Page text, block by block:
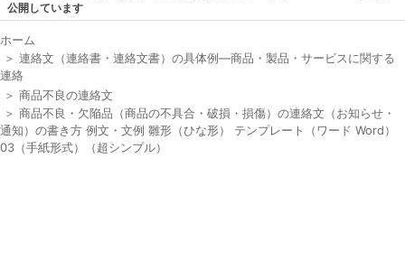
公開しています
ホーム
＞ 連絡文（連絡書・連絡文書）の具体例―商品・製品・サービスに関する
連絡
＞ 商品不良の連絡文
＞ 商品不良・欠陥品（商品の不具合・破損・損傷）の連絡文（お知らせ・
通知）の書き方 例文・文例 雛形（ひな形） テンプレート（ワード Word）
03（手紙形式）（超シンプル）